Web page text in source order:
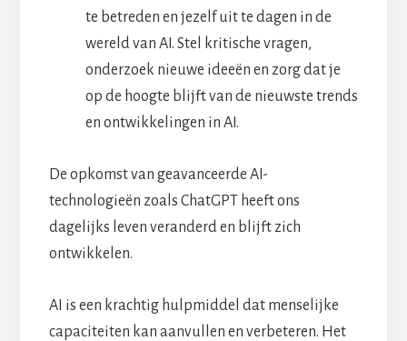
te betreden en jezelf uit te dagen in de
wereld van AI. Stel kritische vragen,
onderzoek nieuwe ideeën en zorg dat je
op de hoogte blijft van de nieuwste trends
en ontwikkelingen in AI.
De opkomst van geavanceerde AI-
technologieën zoals ChatGPT heeft ons
dagelijks leven veranderd en blijft zich
ontwikkelen.
AI is een krachtig hulpmiddel dat menselijke
capaciteiten kan aanvullen en verbeteren. Het